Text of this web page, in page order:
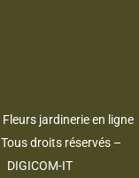
jardinerie en ligne
droits réservés –
DIGICOM-IT